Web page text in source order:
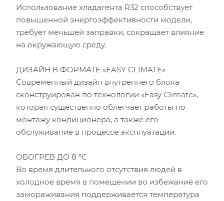
Использование хладагента R32 способствует
повышенной энергоэффективности модели,
требует меньшей заправки, сокращает влияние
на окружающую среду.
ДИЗАЙН В ФОРМАТЕ «EASY CLIMATE»
Современный дизайн внутреннего блока
сконструирован по технологии «Easy Climate»,
которая существенно облегчает работы по
монтажу кондиционера, а также его
обслуживание в процессе эксплуатации.
ОБОГРЕВ ДО 8 °С
Во время длительного отсутствия людей в
холодное время в помещении во избежание его
замораживания поддерживается температура
Мощность остальной бытовой техники, Вт
Расчётная мощность охлаждения:
Рекомендуемый диапазон мощности: 2.40 -2.91кВт